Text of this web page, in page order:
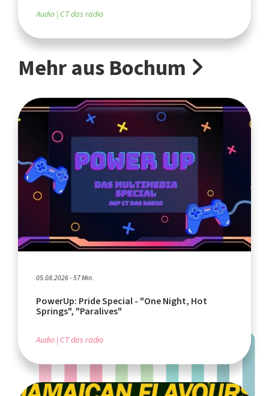
Audio CT das radio
Mehr aus Bochum
05.08.2026 - 57 Min.
PowerUp: Pride Special - "One Night, Hot
Springs", "Paralives"
Audio CT das radio